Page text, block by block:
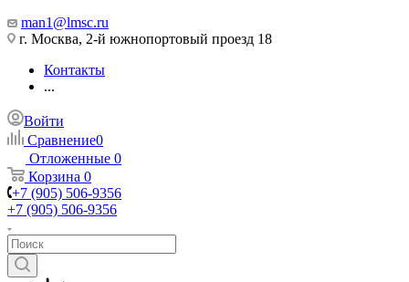
man1@lmsc.ru
г. Москва, 2-й южнопортовый проезд 18
Контакты
...
Войти
Сравнение0
Отложенные 0
Корзина 0
+7 (905) 506-9356
+7 (905) 506-9356